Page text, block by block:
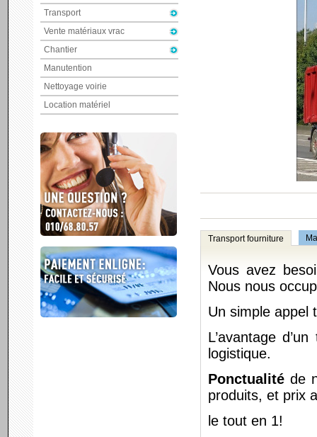
Transport
Vente matériaux vrac
Chantier
Manutention
Nettoyage voirie
Location matériel
Transport fourniture
Vous avez
Nous nous
Un simple appel
L’avantage
logistique.
Ponctualité de
produits, et prix
le tout en 1!